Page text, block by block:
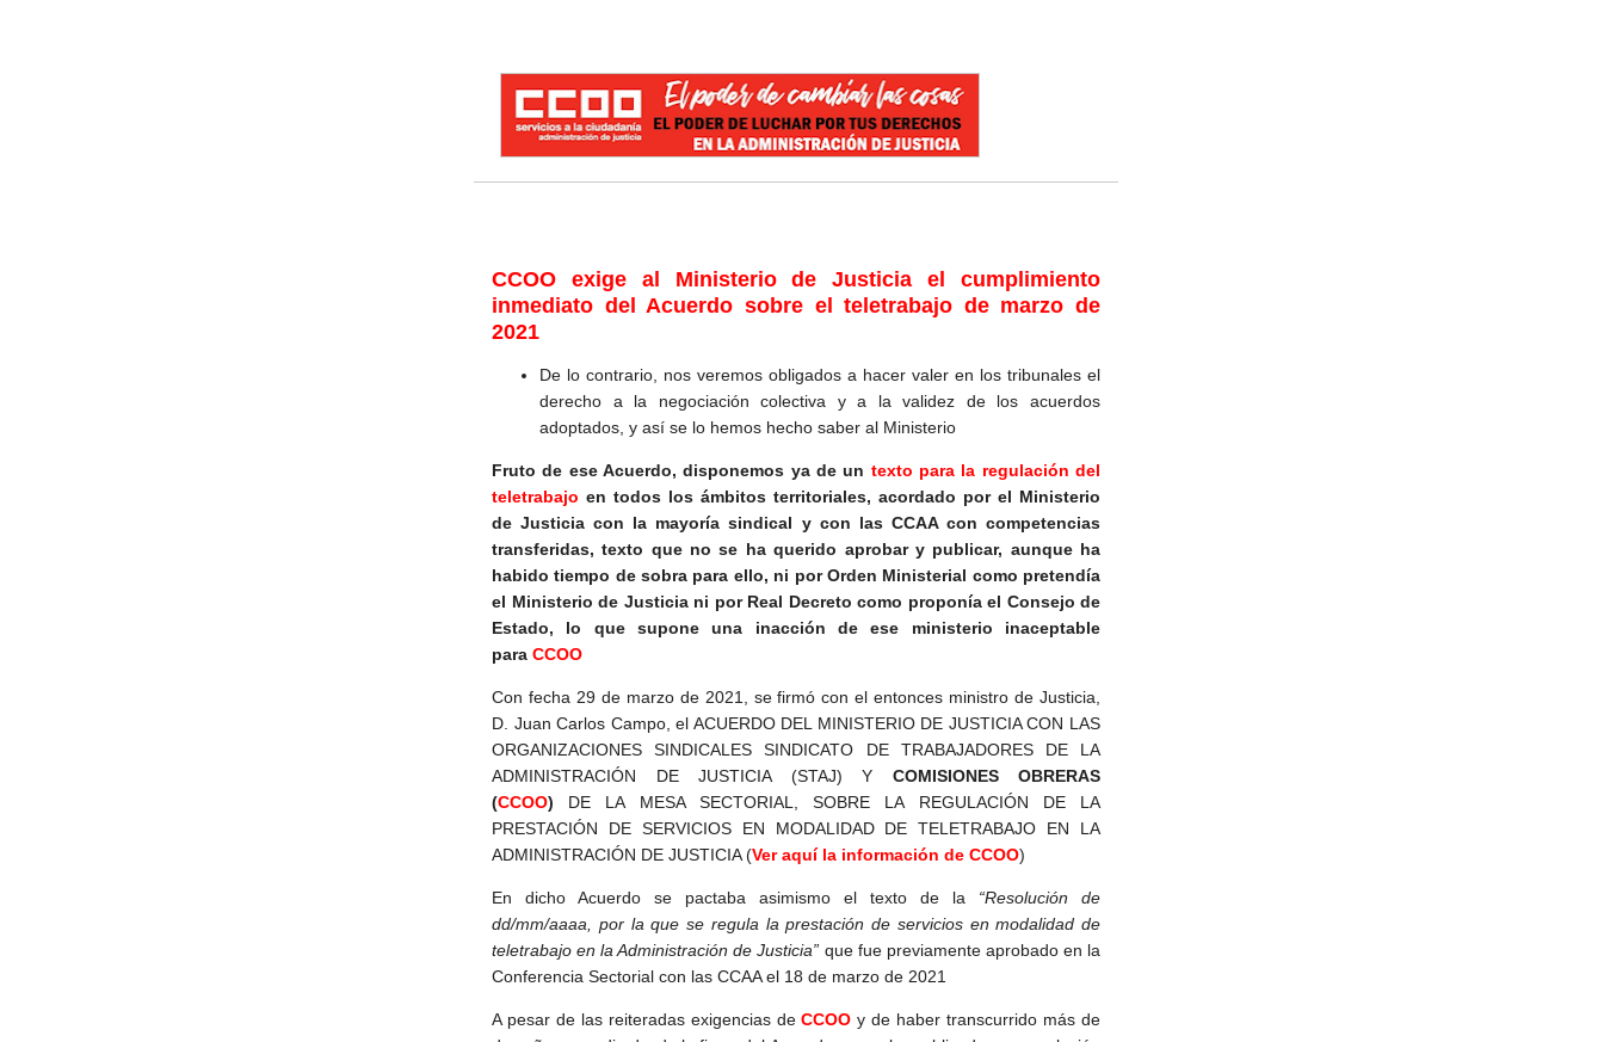
CCOO exige al Ministerio de Justicia el cumplimiento
inmediato del Acuerdo sobre el teletrabajo de marzo de
2021
De lo contrario, nos veremos obligados a hacer valer en los tribunales el
derecho a la negociación colectiva y a la validez de los acuerdos
adoptados, y así se lo hemos hecho saber al Ministerio
Fruto de ese Acuerdo, disponemos ya de un texto para la regulación del
teletrabajo en todos los ámbitos territoriales, acordado por el Ministerio
de Justicia con la mayoría sindical y con las CCAA con competencias
transferidas, texto que no se ha querido aprobar y publicar, aunque ha
habido tiempo de sobra para ello, ni por Orden Ministerial como pretendía
el Ministerio de Justicia ni por Real Decreto como proponía el Consejo de
Estado, lo que supone una inacción de ese ministerio inaceptable
para CCOO
Con fecha 29 de marzo de 2021, se firmó con el entonces ministro de Justicia,
D. Juan Carlos Campo, el ACUERDO DEL MINISTERIO DE JUSTICIA CON LAS
ORGANIZACIONES SINDICALES SINDICATO DE TRABAJADORES DE LA
ADMINISTRACIÓN DE JUSTICIA (STAJ) Y COMISIONES OBRERAS
(CCOO) DE LA MESA SECTORIAL, SOBRE LA REGULACIÓN DE LA
PRESTACIÓN DE SERVICIOS EN MODALIDAD DE TELETRABAJO EN LA
ADMINISTRACIÓN DE JUSTICIA (Ver aquí la información de CCOO)
En dicho Acuerdo se pactaba asimismo el texto de la “Resolución de
dd/mm/aaaa, por la que se regula la prestación de servicios en modalidad de
teletrabajo en la Administración de Justicia” que fue previamente aprobado en la
Conferencia Sectorial con las CCAA el 18 de marzo de 2021
A pesar de las reiteradas exigencias deCCOO y de haber transcurrido más de